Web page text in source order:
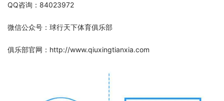
QQ咨询：84023972
微信公众号：球行天下体育俱乐部
俱乐部官网：http://www.qiuxingtianxia.com